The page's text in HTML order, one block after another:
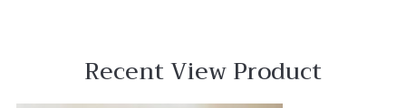
Recent View Product